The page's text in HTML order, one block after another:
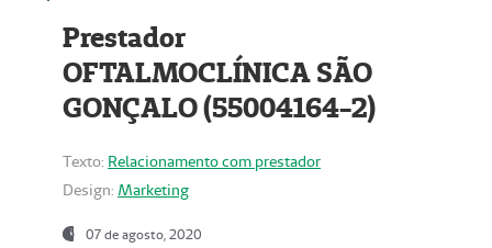
Prestador
OFTALMOCLÍNICA SÃO
GONÇALO (55004164-2)
Texto: Relacionamento com prestador
Design: Marketing
07 de agosto, 2020